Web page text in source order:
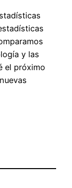
y las
el próximo